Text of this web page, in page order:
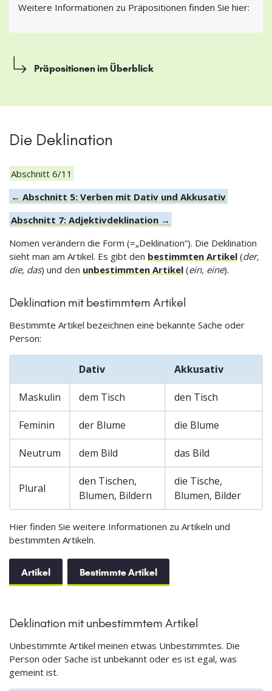
Weitere Informationen zu Präpositionen finden Sie hier:
Präpositionen im Überblick
Die Deklination
Abschnitt 6/11
← Abschnitt 5: Verben mit Dativ und Akkusativ
Abschnitt 7: Adjektivdeklination →
Nomen verändern die Form (=„Deklination“). Die Deklination
sieht man am Artikel. Es gibt den bestimmten Artikel (der,
die, das) und den unbestimmten Artikel (ein, eine).
Deklination mit bestimmtem Artikel
Bestimmte Artikel bezeichnen eine bekannte Sache oder
Person:
Dativ Akkusativ
Maskulin dem Tisch den Tisch
Feminin der Blume die Blume
Neutrum dem Bild das Bild
Plural
den Tischen,
Blumen, Bildern
die Tische,
Blumen, Bilder
Hier finden Sie weitere Informationen zu Artikeln und
bestimmten Artikeln.
Artikel Bestimmte Artikel
Deklination mit unbestimmtem Artikel
Unbestimmte Artikel meinen etwas Unbestimmtes. Die
Person oder Sache ist unbekannt oder es ist egal, was
gemeint ist.